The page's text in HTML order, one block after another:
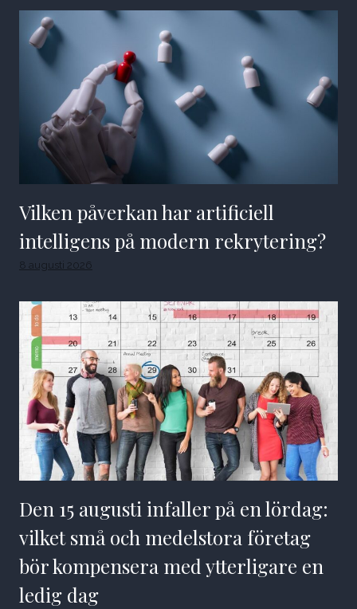
Vilken påverkan har artificiell
intelligens på modern rekrytering?
8 augusti 2026
Den 15 augusti infaller på en lördag:
vilket små och medelstora företag
bör kompensera med ytterligare en
ledig dag